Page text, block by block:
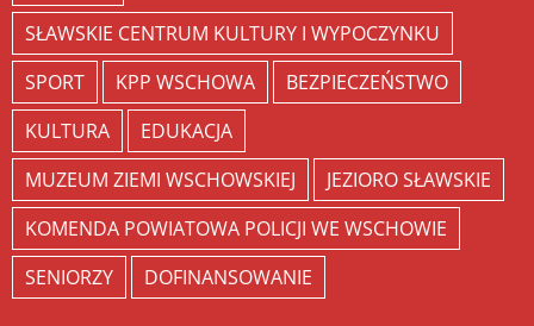
SŁAWSKIE CENTRUM KULTURY I WYPOCZYNKU
SPORT
KPP WSCHOWA
BEZPIECZEŃSTWO
KULTURA
EDUKACJA
MUZEUM ZIEMI WSCHOWSKIEJ
JEZIORO SŁAWSKIE
KOMENDA POWIATOWA POLICJI WE WSCHOWIE
SENIORZY
DOFINANSOWANIE